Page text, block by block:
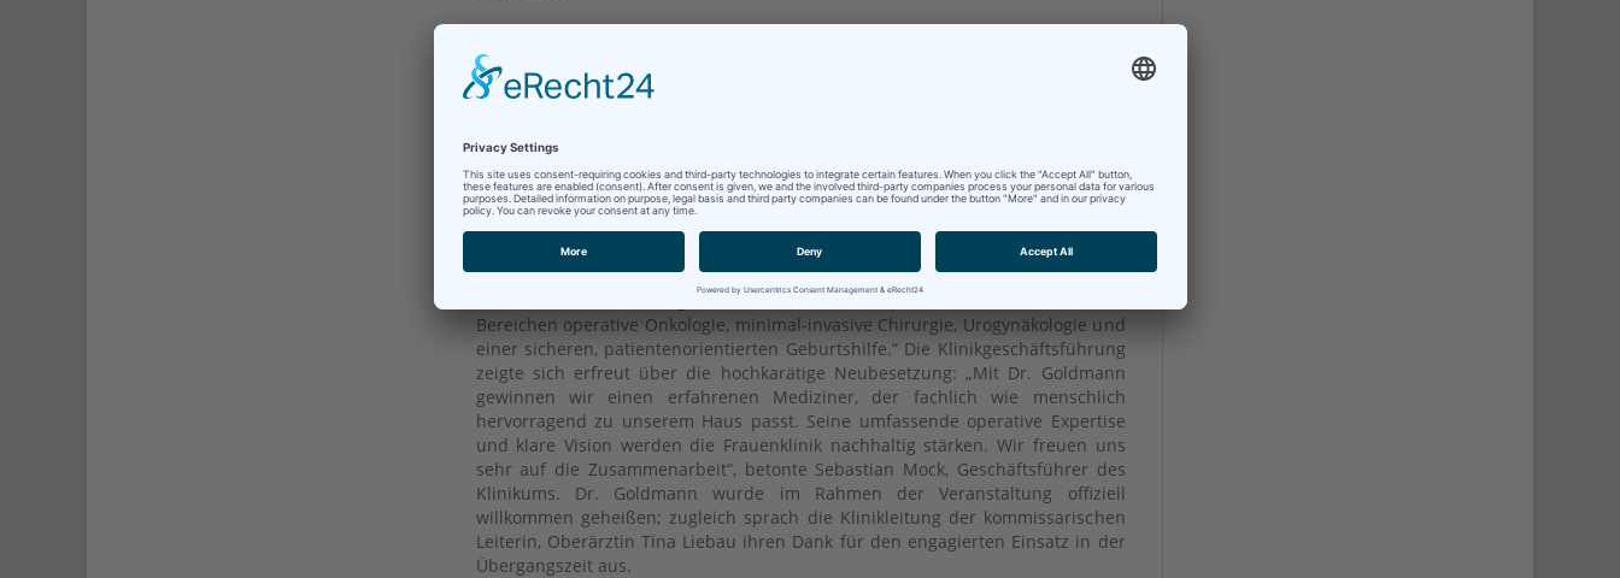
Zum 1. Dezember 2025 hat Dr. med. Boris Goldmann die Leitung der Klinik für
Frauenheilkunde und Geburtshilfe am Klinikum Bad Hersfeld übernommen. Er
kommissarisch weiter. Dr. Goldmann ist Facharzt für Gynäkologie und
Geburtshilfe mit umfassender operativer und wissenschaftlicher Erfahrung.
„Ich freue mich sehr darauf, meine langjährige klinische und operative
Erfahrung in ein modernes, kollegiales Umfeld einzubringen“, sagte Dr.
Goldmann anlässlich seiner Vorstellung. „Gemeinsam mit dem Team möchte
ich die Weiterentwicklung der Frauenklinik vorantreiben – insbesondere in den
Bereichen operative Onkologie, minimal-invasive Chirurgie, Urogynäkologie und
einer sicheren, patientenorientierten Geburtshilfe.“ Die Klinikgeschäftsführung
zeigte sich erfreut über die hochkarätige Neubesetzung: „Mit Dr. Goldmann
gewinnen wir einen erfahrenen Mediziner, der fachlich wie menschlich
hervorragend zu unserem Haus passt. Seine umfassende operative Expertise
und klare Vision werden die Frauenklinik nachhaltig stärken. Wir freuen uns
sehr auf die Zusammenarbeit“, betonte Sebastian Mock, Geschäftsführer des
Klinikums. Dr. Goldmann wurde im Rahmen der Veranstaltung offiziell
willkommen geheißen; zugleich sprach die Klinikleitung der kommissarischen
Leiterin, Oberärztin Tina Liebau ihren Dank für den engagierten Einsatz in der
Übergangszeit aus.